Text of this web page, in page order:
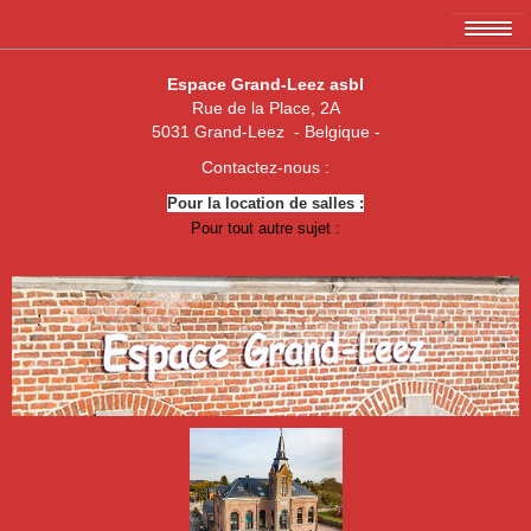
L'association EGL asbl
Amicale des 3 x 20
Association "Un enfant, une vie"
Royal Football Club Grand-Leez
Les pêcheurs réunis
Club des Jeunes de Grand-Leez
Nouvelle jeune paume Grand-Leez
Espace Grand-Leez asbl
Rue de la Place, 2A
5031 Grand-Leez - Belgique -
Contactez-nous :
Pour la location de salles :
Pour tout autre sujet :